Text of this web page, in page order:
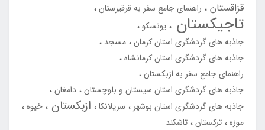
قزاقستان راهنمای جامع سفر به قرقیزستان
تاجیکستان
یونسکو
جاذبه های گردشگری استان کرمان مسجد
جاذبه های گردشگری استان کرمانشاه
راهنمای جامع سفر به ازبکستان
جاذبه های گردشگری استان سیستان و بلوچستان دامغان
جاذبه های گردشگری استان بوشهر
سریلانکا ازبکستان
خیوه
موزه ترکستان تاشکند